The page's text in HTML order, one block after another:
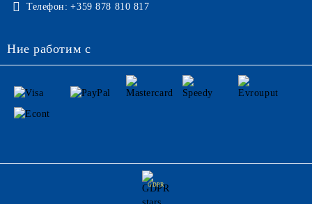
Телефон: +359 878 810 817
Ние работим с
GDPR